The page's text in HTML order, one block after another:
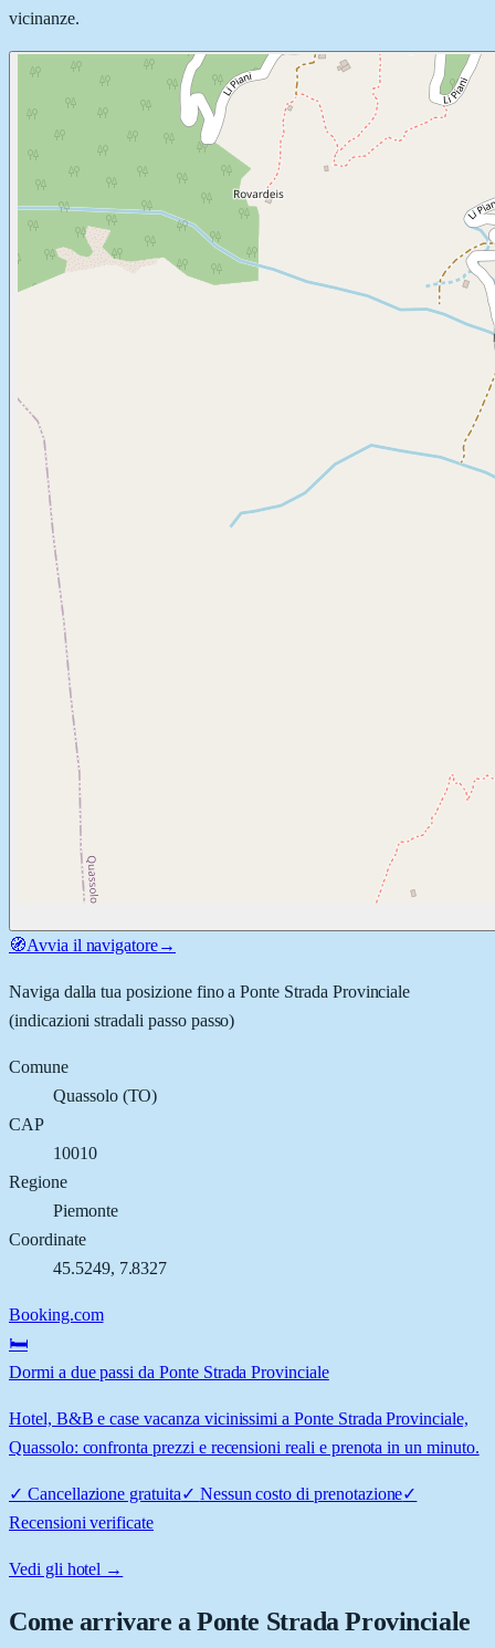
vicinanze.
🧭Avvia il navigatore→
Naviga dalla tua posizione fino aPonte Strada Provinciale
(indicazioni stradali passo passo)
Comune
Quassolo(TO)
CAP
10010
Regione
Piemonte
Coordinate
45.5249, 7.8327
Booking.com
🛏️
Dormi a due passi da Ponte Strada Provinciale
Hotel, B&B e case vacanza vicinissimi a Ponte Strada Provinciale,
Quassolo: confronta prezzi e recensioni reali e prenota in un minuto.
✓ Cancellazione gratuita✓ Nessun costo di prenotazione✓
Recensioni verificate
Vedi gli hotel →
Come arrivare aPonte Strada Provinciale